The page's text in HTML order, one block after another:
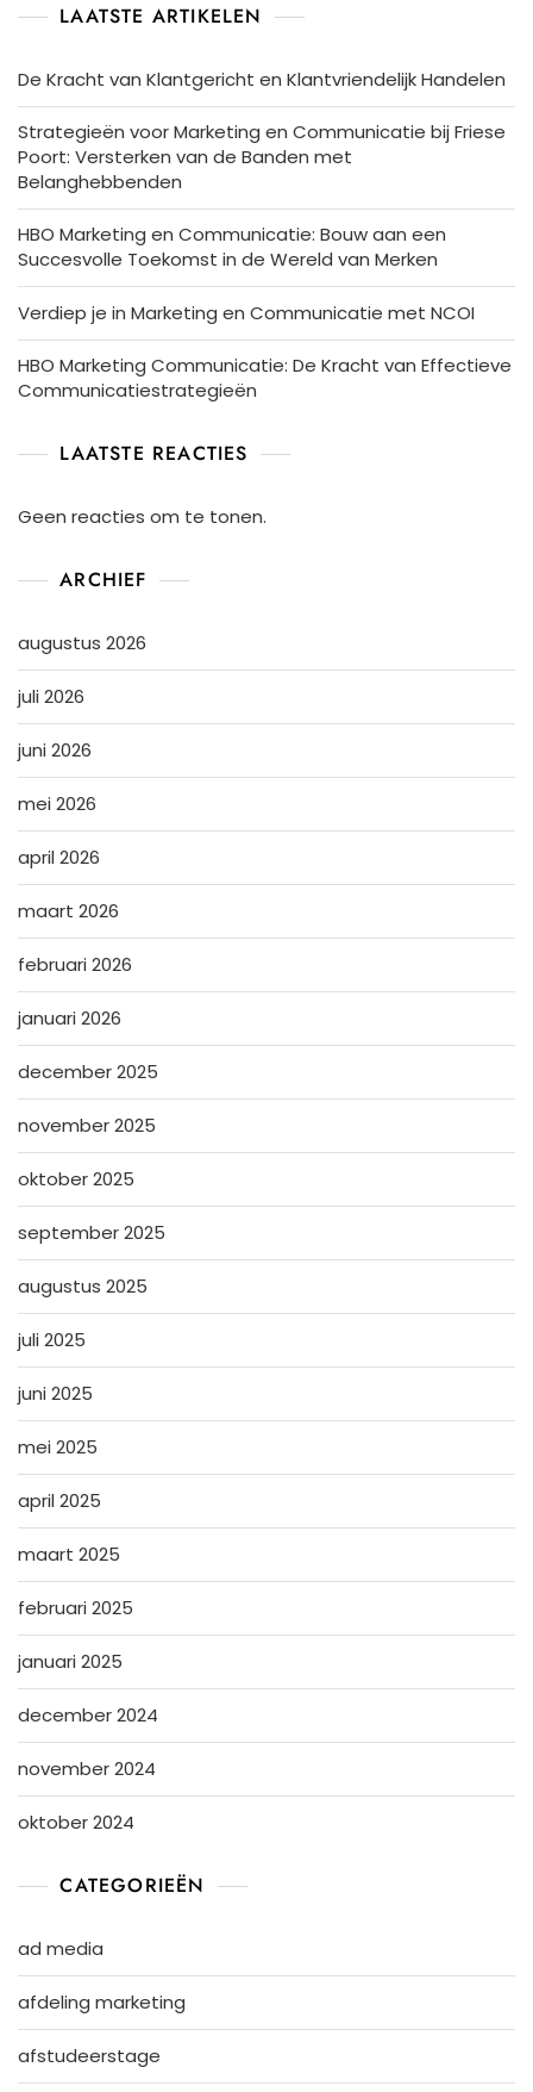
LAATSTE ARTIKELEN
De Kracht van Klantgericht en Klantvriendelijk Handelen
Strategieën voor Marketing en Communicatie bij Friese
Poort: Versterken van de Banden met
Belanghebbenden
HBO Marketing en Communicatie: Bouw aan een
Succesvolle Toekomst in de Wereld van Merken
Verdiep je in Marketing en Communicatie met NCOI
HBO Marketing Communicatie: De Kracht van Effectieve
Communicatiestrategieën
LAATSTE REACTIES
Geen reacties om te tonen.
ARCHIEF
augustus 2026
juli 2026
juni 2026
mei 2026
april 2026
maart 2026
februari 2026
januari 2026
december 2025
november 2025
oktober 2025
september 2025
augustus 2025
juli 2025
juni 2025
mei 2025
april 2025
maart 2025
februari 2025
januari 2025
december 2024
november 2024
oktober 2024
CATEGORIEËN
ad media
afdeling marketing
afstudeerstage